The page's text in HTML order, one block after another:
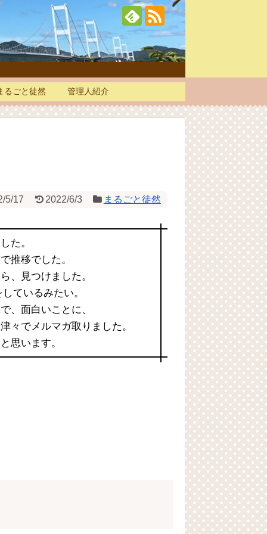
るごと徒然 管理人紹介
5/17 2022/6/3 まるごと徒然
た。
推移でした。
、見つけました。
ているみたい。
、面白いことに、
々でメルマガ取りました。
思います。